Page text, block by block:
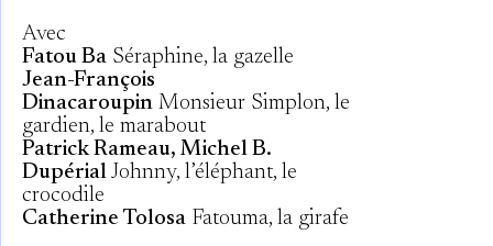
Avec
Fatou Ba Séraphine, la gazelle
Jean-François
Dinacaroupin Monsieur Simplon, le
gardien, le marabout
Patrick Rameau, Michel B.
Dupérial Johnny, l’éléphant, le
crocodile
Catherine Tolosa Fatouma, la girafe